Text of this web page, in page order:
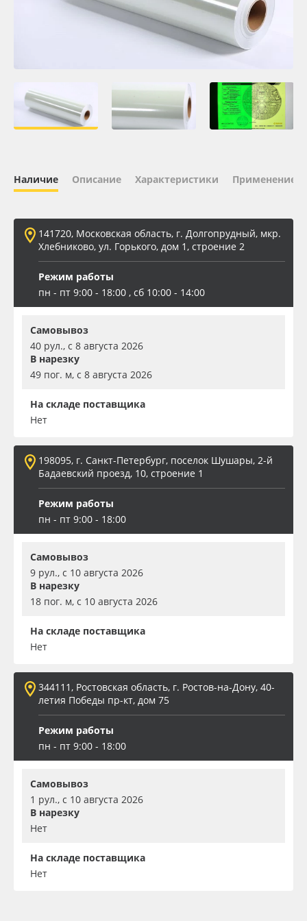
Плёнка монтажная Oratape
ПЭТ листовой
Баннер
Заготовки для сувениров
Наличие Описание Характеристики Применение
141720, Московская область, г. Долгопрудный, мкр.
Хлебниково, ул. Горького, дом 1, строение 2
Режим работы
пн - пт 9:00 - 18:00 , сб 10:00 - 14:00
Самовывоз
40 рул., с 8 августа 2026
В нарезку
49 пог. м, с 8 августа 2026
На складе поставщика
Нет
198095, г. Санкт-Петербург, поселок Шушары, 2-й
Бадаевский проезд, 10, строение 1
Режим работы
пн - пт 9:00 - 18:00
Самовывоз
9 рул., с 10 августа 2026
В нарезку
18 пог. м, с 10 августа 2026
На складе поставщика
Нет
344111, Ростовская область, г. Ростов-на-Дону, 40-
летия Победы пр-кт, дом 75
Режим работы
пн - пт 9:00 - 18:00
Самовывоз
1 рул., с 10 августа 2026
В нарезку
Нет
На складе поставщика
Нет